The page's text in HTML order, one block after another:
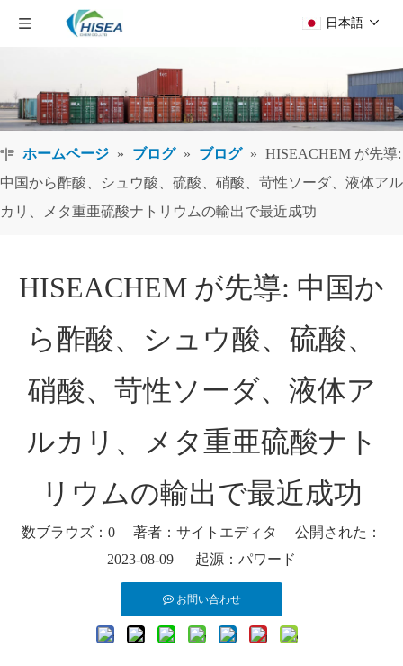
日本語
ホームページ » ブログ » ブログ » HISEACHEM が先導:
中国から酢酸、シュウ酸、硫酸、硝酸、苛性ソーダ、液体アル
カリ、メタ重亜硫酸ナトリウムの輸出で最近成功
HISEACHEM が先導: 中国か
ら酢酸、シュウ酸、硫酸、
硝酸、苛性ソーダ、液体ア
ルカリ、メタ重亜硫酸ナト
リウムの輸出で最近成功
数ブラウズ： 0 著者：サイトエディタ 公開された：
2023-08-09 起源： パワード
お問い合わせ